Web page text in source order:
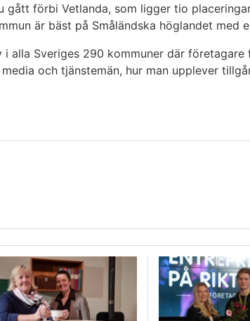
gått förbi Vetlanda, som ligger tio
är bäst på Småländska höglandet med
i alla Sveriges 290 kommuner där
och tjänstemän, hur man upplever